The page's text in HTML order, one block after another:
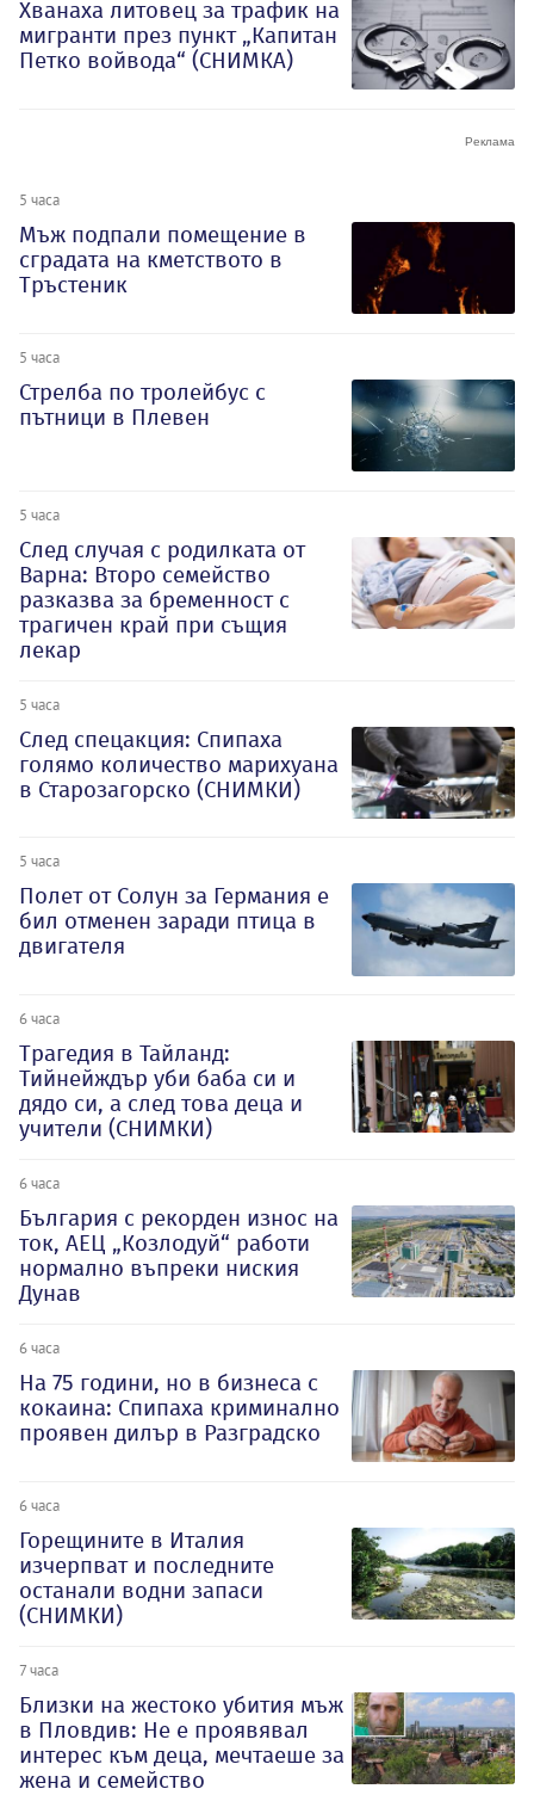
Хванаха литовец за трафик на
мигранти през пункт „Капитан
Петко войвода“ (СНИМКА)
5 часа
Мъж подпали помещение в
сградата на кметството в
Тръстеник
5 часа
Стрелба по тролейбус с
пътници в Плевен
5 часа
След случая с родилката от
Варна: Второ семейство
разказва за бременност с
трагичен край при същия
лекар
5 часа
След спецакция: Спипаха
голямо количество марихуана
в Старозагорско (СНИМКИ)
5 часа
Полет от Солун за Германия е
бил отменен заради птица в
двигателя
6 часа
Трагедия в Тайланд:
Тийнейждър уби баба си и
дядо си, а след това деца и
учители (СНИМКИ)
6 часа
България с рекорден износ на
ток, АЕЦ „Козлодуй“ работи
нормално въпреки ниския
Дунав
6 часа
На 75 години, но в бизнеса с
кокаина: Спипаха криминално
проявен дилър в Разградско
6 часа
Горещините в Италия
изчерпват и последните
останали водни запаси
(СНИМКИ)
7 часа
Близки на жестоко убития мъж
в Пловдив: Не е проявявал
интерес към деца, мечтаеше за
жена и семейство